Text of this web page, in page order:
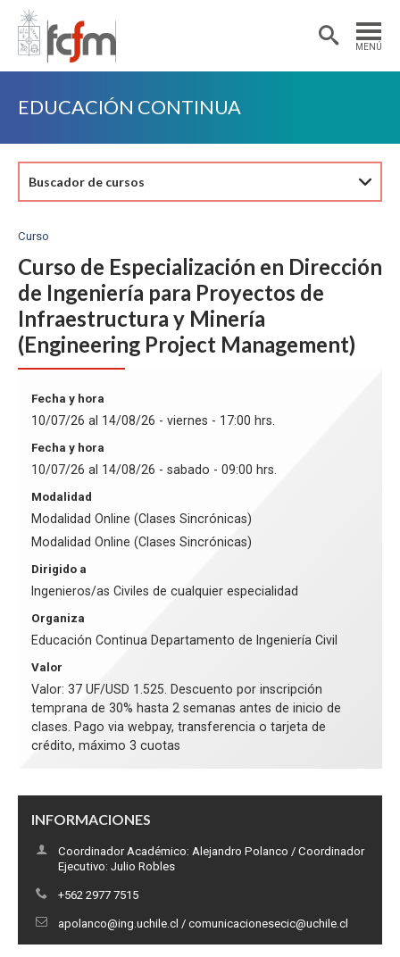
MENÚ
Estudiantes
Académicas/os
EDUCACIÓN CONTINUA
Buscador de cursos
Curso
Curso de Especialización en Dirección
de Ingeniería para Proyectos de
Infraestructura y Minería
(Engineering Project Management)
INFORMACIONES
Coordinador Académico: Alejandro Polanco / Coordinador
Ejecutivo: Julio Robles
+562 2977 7515
apolanco@ing.uchile.cl / comunicacionesecic@uchile.cl
Fecha y hora
10/07/26 al 14/08/26 - viernes - 17:00 hrs.
Fecha y hora
10/07/26 al 14/08/26 - sabado - 09:00 hrs.
Modalidad
Modalidad Online (Clases Sincrónicas)
Modalidad Online (Clases Sincrónicas)
Dirigido a
Ingenieros/as Civiles de cualquier especialidad
Organiza
Educación Continua Departamento de Ingeniería Civil
Valor
Valor: 37 UF/USD 1.525. Descuento por inscripción
temprana de 30% hasta 2 semanas antes de inicio de
clases. Pago via webpay, transferencia o tarjeta de
crédito, máximo 3 cuotas